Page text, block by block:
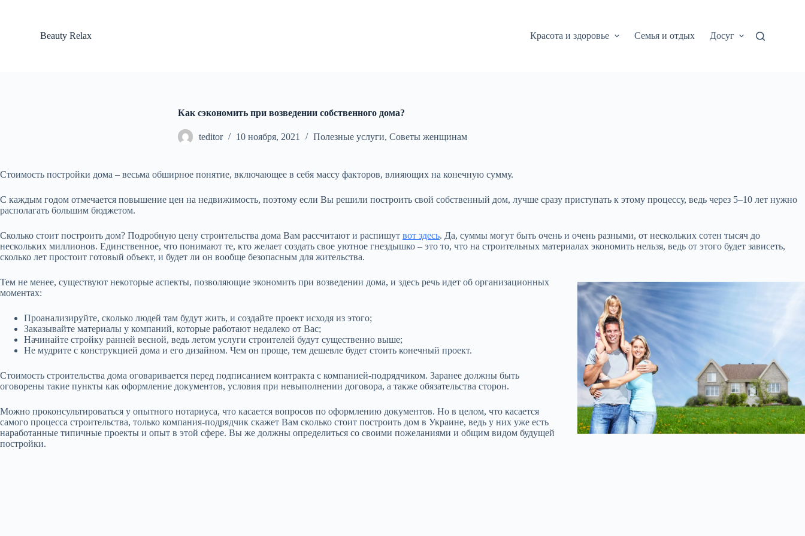
Beauty Relax Красота и здоровье Семья и отдых Досуг
Как сэкономить при возведении собственного дома?
teditor 10 ноября, 2021 Полезные услуги, Советы женщинам
Стоимость постройки дома – весьма обширное понятие, включающее в себя массу факторов, влияющих на конечную сумму.
С каждым годом отмечается повышение цен на недвижимость, поэтому если Вы решили построить свой собственный дом, лучше сразу приступать к этому процессу, ведь через 5–10 лет нужно
располагать большим бюджетом.
Сколько стоит построить дом? Подробную цену строительства дома Вам рассчитают и распишут вот здесь. Да, суммы могут быть очень и очень разными, от нескольких сотен тысяч до
нескольких миллионов. Единственное, что понимают те, кто желает создать свое уютное гнездышко – это то, что на строительных материалах экономить нельзя, ведь от этого будет зависеть,
сколько лет простоит готовый объект, и будет ли он вообще безопасным для жительства.
Тем не менее, существуют некоторые аспекты, позволяющие экономить при возведении дома, и здесь речь идет об организационных
моментах:
Проанализируйте, сколько людей там будут жить, и создайте проект исходя из этого;
Заказывайте материалы у компаний, которые работают недалеко от Вас;
Начинайте стройку ранней весной, ведь летом услуги строителей будут существенно выше;
Не мудрите с конструкцией дома и его дизайном. Чем он проще, тем дешевле будет стоить конечный проект.
Стоимость строительства дома оговаривается перед подписанием контракта с компанией-подрядчиком. Заранее должны быть
оговорены такие пункты как оформление документов, условия при невыполнении договора, а также обязательства сторон.
Можно проконсультироваться у опытного нотариуса, что касается вопросов по оформлению документов. Но в целом, что касается
самого процесса строительства, только компания-подрядчик скажет Вам сколько стоит построить дом в Украине, ведь у них уже есть
наработанные типичные проекты и опыт в этой сфере. Вы же должны определиться со своими пожеланиями и общим видом будущей
постройки.